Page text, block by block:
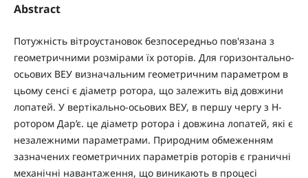
Abstract
Потужність вітроустановок безпосередньо пов'язана з
геометричними розмірами їх роторів. Для горизонтально-
осьових ВЕУ визначальним геометричним параметром в
цьому сенсі є діаметр ротора, що залежить від довжини
лопатей. У вертікально-осьових ВЕУ, в першу чергу з Н-
ротором Дар’є. це діаметр ротора і довжина лопатей, які є
незалежними параметрами. Природним обмеженням
зазначених геометричних параметрів роторів є граничні
механічні навантаження, що виникають в процесі